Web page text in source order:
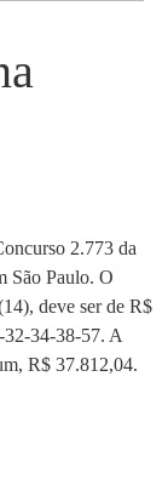
2.773 da
São Paulo. O
deve ser de R$
32-34-38-57. A
R$ 37.812,04.